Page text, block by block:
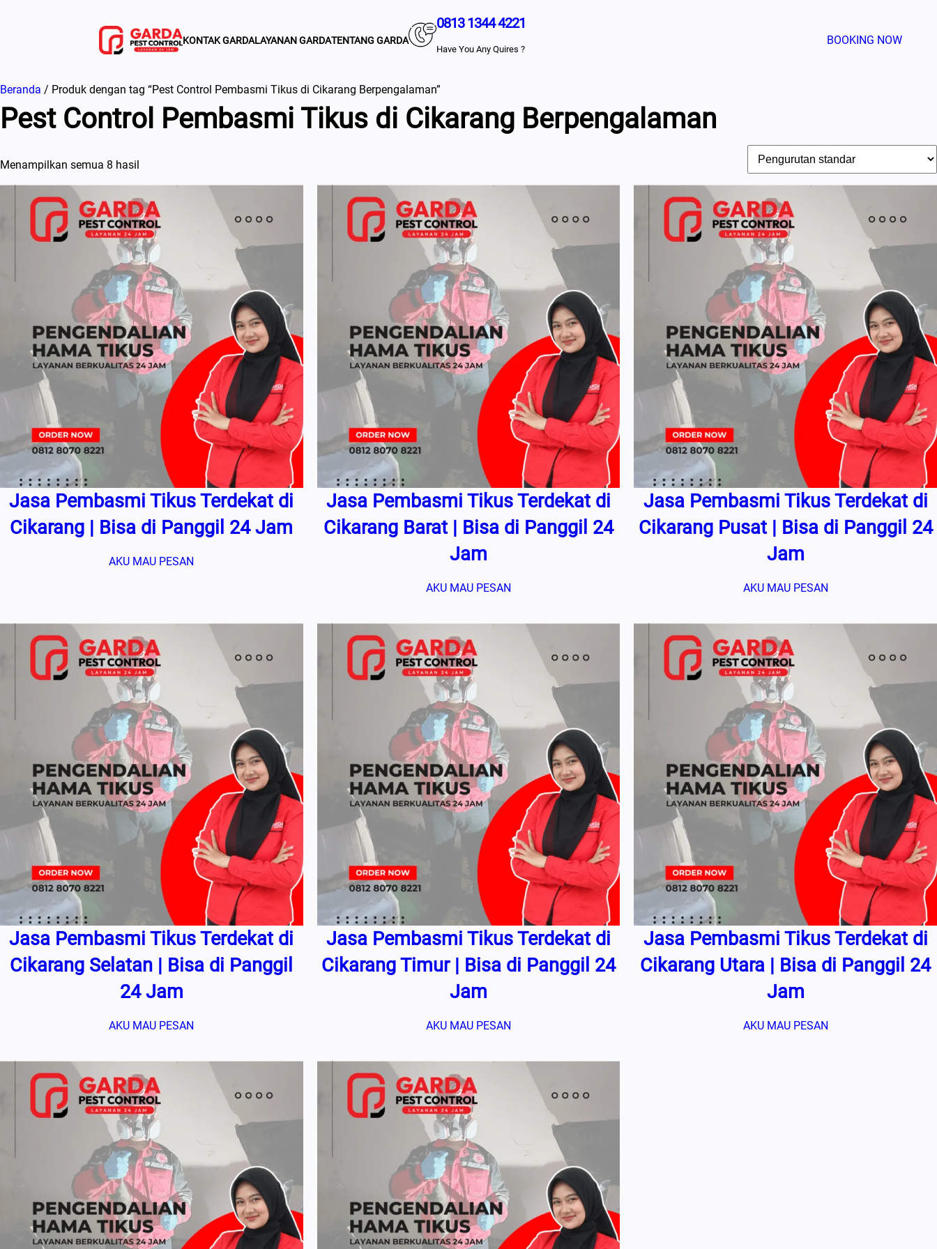
KONTAK GARDALAYANAN GARDATENTANG GARDA
0813 1344 4221
Have You Any Quires ?
BOOKING NOW
Beranda / Produk dengan tag “Pest Control Pembasmi Tikus di Cikarang Berpengalaman”
Pest Control Pembasmi Tikus di Cikarang Berpengalaman
Menampilkan semua 8 hasil
Jasa Pembasmi Tikus Terdekat di
Cikarang | Bisa di Panggil 24 Jam
AKU MAU PESAN
Jasa Pembasmi Tikus Terdekat di
Cikarang Barat | Bisa di Panggil 24
Jam
AKU MAU PESAN
Jasa Pembasmi Tikus Terdekat di
Cikarang Pusat | Bisa di Panggil 24
Jam
AKU MAU PESAN
Jasa Pembasmi Tikus Terdekat di
Cikarang Selatan | Bisa di Panggil
24 Jam
AKU MAU PESAN
Jasa Pembasmi Tikus Terdekat di
Cikarang Timur | Bisa di Panggil 24
Jam
AKU MAU PESAN
Jasa Pembasmi Tikus Terdekat di
Cikarang Utara | Bisa di Panggil 24
Jam
AKU MAU PESAN